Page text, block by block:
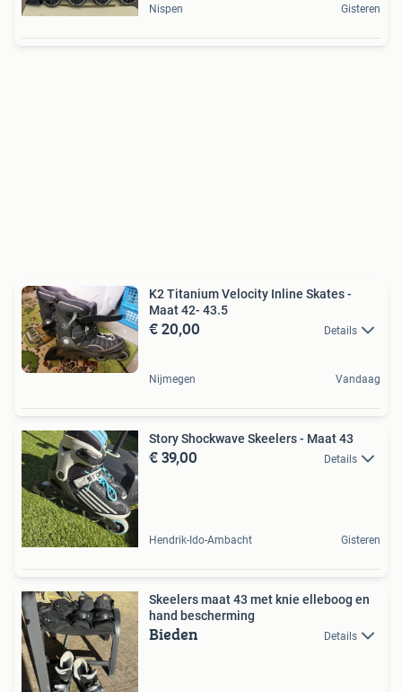
Nispen Gisteren
K2 Titanium Velocity Inline Skates -
Maat 42- 43.5
€ 20,00 Details
Nijmegen Vandaag
Story Shockwave Skeelers - Maat 43
€ 39,00 Details
Hendrik-Ido-Ambacht Gisteren
Skeelers maat 43 met knie elleboog en
hand bescherming
Bieden Details